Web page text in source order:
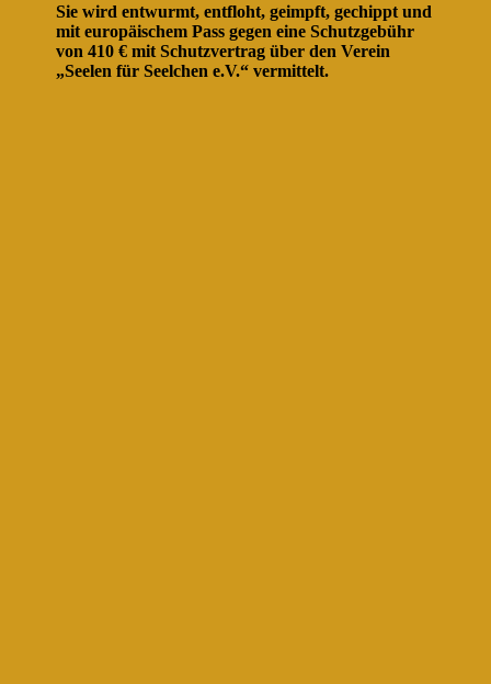
Sie wird entwurmt, entfloht, geimpft, gechippt und
mit europäischem Pass gegen eine Schutzgebühr
von 410 € mit Schutzvertrag über den Verein
„Seelen für Seelchen e.V.“ vermittelt.